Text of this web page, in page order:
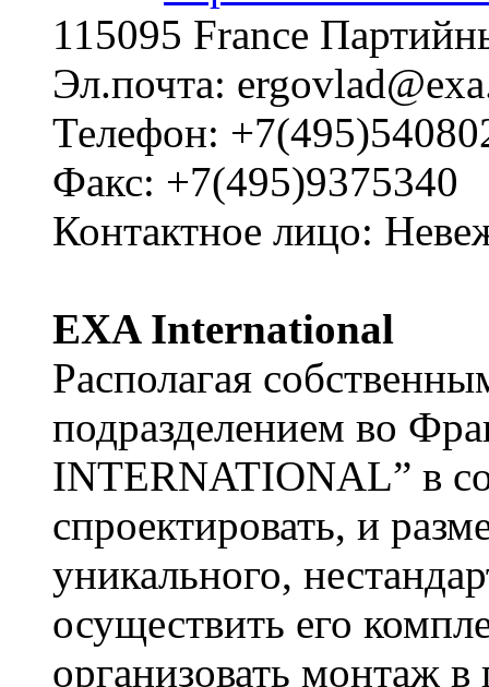
115095 France
Эл.почта:
Телефон:
Факс: +7(495)9375340
Контактное лицо:
EXA International
Располагая
подразделением во
INTERNATIONAL” в
спроектировать, и
уникального,
осуществить его
организовать монтаж в